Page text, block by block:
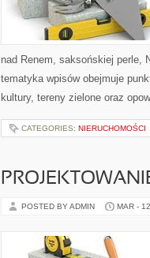
nad Renem, saksońskiej perle,
tematyka wpisów obejmuje
kultury, tereny zielone oraz
CATEGORIES: NIERUCHOMOŚCI
POSTED BY ADMIN MAR -